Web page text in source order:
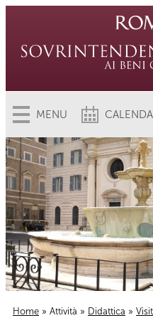
MENU
Home » Attività » Didattica »